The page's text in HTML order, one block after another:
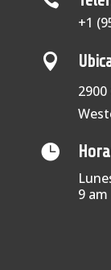
+1


9